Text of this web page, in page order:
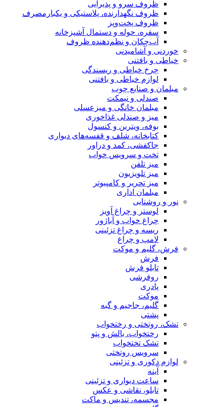
ظروف سرو و پذیرایی
ظروف نگهدارنده، پلاستیکی و یکبارمصرف
ظروف پخت‌وپز
سفره، حوله و دستمال آشپزخانه
آب‌چکان و نظم‌دهنده ظروف
خوردنی و آشامیدنی
خیاطی و بافتنی
چرخ خیاطی و ریسندگی
لوازم خیاطی و بافتنی
مبلمان و صنایع چوب
صندلی و نیمکت
مبلمان خانگی و میزعسلی
میز و صندلی غذاخوری
بوفه، ویترین و کنسول
کتابخانه، شلف و قفسه‌های دیواری
جاکفشی، کمد و دراور
تخت و سرویس خواب
میز تلفن
میز تلویزیون
میز تحریر و کامپیوتر
مبلمان اداری
نور و روشنایی
لوستر و چراغ آویز
چراغ خواب و آباژور
ریسه و چراغ تزئینی
لامپ و چراغ
فرش، گلیم و موکت
فرش
تابلو فرش
روفرشی
پادری
موکت
گلیم، جاجیم و گبه
پشتی
تشک، روتختی و رختخواب
رختخواب، بالش و پتو
تشک تختخواب
سرویس روتختی
لوازم دکوری و تزئینی
آینه
ساعت دیواری و تزئینی
تابلو، نقاشی و عکس
مجسمه، تندیس و ماکت